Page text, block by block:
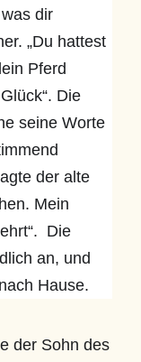
dir
„Du hattest
Pferd
Die
seine Worte
der alte
Mein
Die
an, und
Hause.
der Sohn des